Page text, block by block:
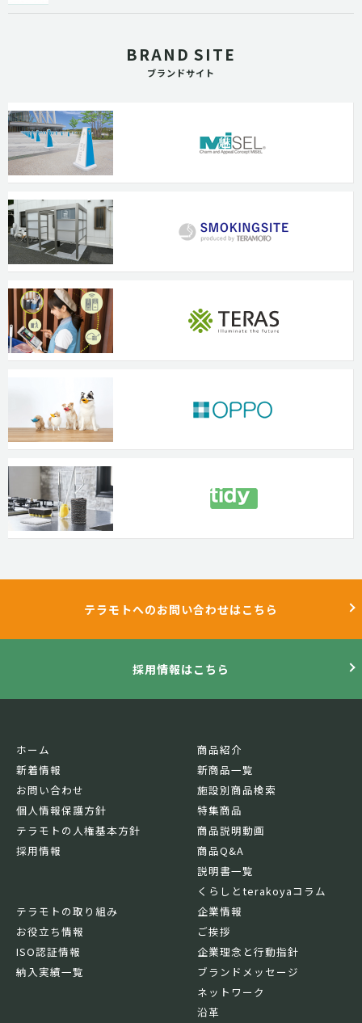
BRAND SITE
ブランドサイト
テラモトへのお問い合わせはこちら
採用情報はこちら
ホーム
新着情報
お問い合わせ
個人情報保護方針
テラモトの人権基本方針
採用情報
商品紹介
新商品一覧
施設別商品検索
特集商品
商品説明動画
商品Q&A
説明書一覧
くらしとterakoyaコラム
テラモトの取り組み
お役立ち情報
ISO認証情報
納入実績一覧
企業情報
ご挨拶
企業理念と行動指針
ブランドメッセージ
ネットワーク
沿革